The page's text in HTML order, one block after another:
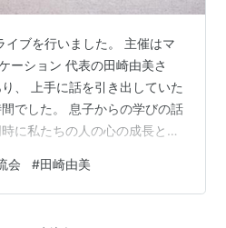
ブを行いました。 主催はマ
ーション 代表の田崎由美さ
、 上手に話を引き出していた
でした。 息子からの学びの話
に私たちの人の心の成長と幸
と
groups/25324891537164
会 #田崎由美